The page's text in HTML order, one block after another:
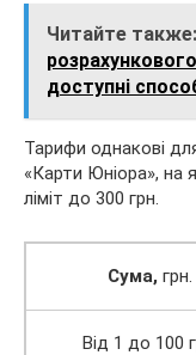
Читайте также:
доступні
Тарифи однакові
«Карти Юніора», на
ліміт до 300 грн.
Сума, грн.
Від 1 до 100